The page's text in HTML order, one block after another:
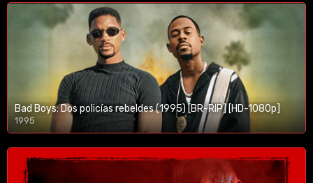
Bad Boys: Dos policías rebeldes (1995) [BR-RIP] [HD-1080p]
1995
1080p/720p